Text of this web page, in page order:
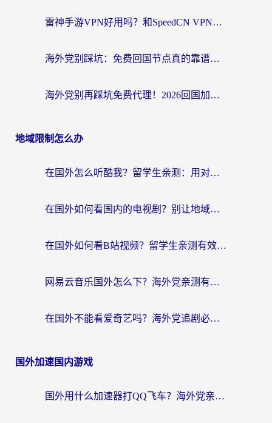
雷神手游VPN好用吗？和SpeedCN VPN对比哪个回国效果更好？海外党亲测3款加速器+避坑指南
海外党别踩坑：免费回国节点真的靠谱吗？教你选对加速器无缝访问国内资源
海外党别再踩坑免费代理！2026回国加速器全攻略：从选线到避坑，无缝访问国内资源
地域限制怎么办
在国外怎么听酷我？留学生亲测：用对加速器就能畅听国内音乐听书
在国外如何看国内的电视剧？别让地域限制成为追剧路上的绊脚石
在国外如何看B站视频？留学生亲测有效的回国加速器选择指南
网易云音乐国外怎么下？海外党亲测有效的回国加速器指南
在国外不能看爱奇艺吗？海外党追剧必看的回国加速器选择指南
国外加速国内游戏
国外用什么加速器打QQ飞车？海外党亲测有效的国服游戏加速指南